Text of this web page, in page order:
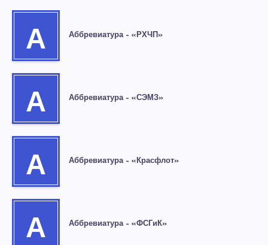
А Аббревиатура – «РХЧП»
А Аббревиатура – «СЭМЗ»
А Аббревиатура – «Красфлот»
А Аббревиатура – «ФСГиК»